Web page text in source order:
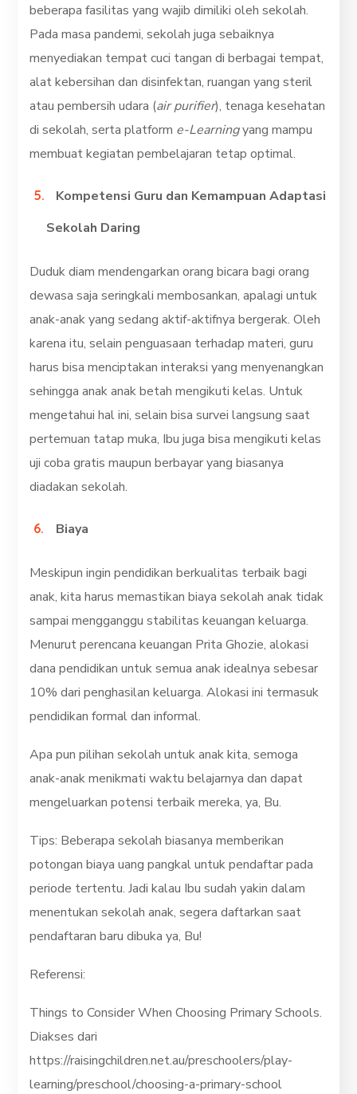
beberapa fasilitas yang wajib dimiliki oleh sekolah.
Pada masa pandemi, sekolah juga sebaiknya
menyediakan tempat cuci tangan di berbagai tempat,
alat kebersihan dan disinfektan, ruangan yang steril
atau pembersih udara (air purifier), tenaga kesehatan
di sekolah, serta platform e-Learningyang mampu
membuat kegiatan pembelajaran tetap optimal.
Kompetensi Guru dan Kemampuan Adaptasi
Sekolah Daring
Duduk diam mendengarkan orang bicara bagi orang
dewasa saja seringkali membosankan, apalagi untuk
anak-anak yang sedang aktif-aktifnya bergerak. Oleh
karena itu, selain penguasaan terhadap materi, guru
harus bisa menciptakan interaksi yang menyenangkan
sehingga anak anak betah mengikuti kelas. Untuk
mengetahui hal ini, selain bisa survei langsung saat
pertemuan tatap muka, Ibu juga bisa mengikuti kelas
uji coba gratis maupun berbayar yang biasanya
diadakan sekolah.
Biaya
Meskipun ingin pendidikan berkualitas terbaik bagi
anak, kita harus memastikan biaya sekolah anak tidak
sampai mengganggu stabilitas keuangan keluarga.
Menurut perencana keuangan Prita Ghozie, alokasi
dana pendidikan untuk semua anak idealnya sebesar
10% dari penghasilan keluarga. Alokasi ini termasuk
pendidikan formal dan informal.
Apa pun pilihan sekolah untuk anak kita, semoga
anak-anak menikmati waktu belajarnya dan dapat
mengeluarkan potensi terbaik mereka, ya, Bu.
Tips: Beberapa sekolah biasanya memberikan
potongan biaya uang pangkal untuk pendaftar pada
periode tertentu. Jadi kalau Ibu sudah yakin dalam
menentukan sekolah anak, segera daftarkan saat
pendaftaran baru dibuka ya, Bu!
Referensi:
Things to Consider When Choosing Primary Schools.
Diakses dari
https://raisingchildren.net.au/preschoolers/play-
learning/preschool/choosing-a-primary-school